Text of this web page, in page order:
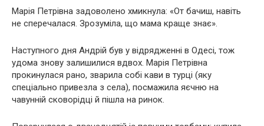
Марія Петрівна задоволено хмикнула: «От бачиш, навіть
не сперечалася. Зрозуміла, що мама краще знає».
Наступного дня Андрій був у відрядженні в Одесі, тож
удома знову залишилися вдвох. Марія Петрівна
прокинулася рано, зварила собі кави в турці (яку
спеціально привезла з села), посмажила яєчню на
чавунній сковорідці й пішла на ринок.